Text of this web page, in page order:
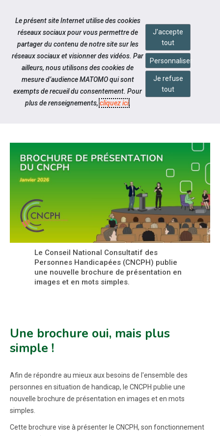
Aller au contenu
Notre actualité
NOUVELLE BROCHURE CNCPH
Le Conseil National Consultatif des
Personnes Handicapées (CNCPH) publie
une nouvelle brochure de présentation en
images et en mots simples.
Une brochure oui, mais plus
simple !
Afin de répondre au mieux aux besoins de l'ensemble des
personnes en situation de handicap, le CNCPH publie une
nouvelle brochure de présentation en images et en mots
simples.
Cette brochure vise à présenter le CNCPH, son fonctionnement
Le présent site Internet utilise des cookies
réseaux sociaux pour vous permettre de
partager du contenu de notre site sur les
réseaux sociaux et visionner des vidéos. Par
ailleurs, nous utilisons des cookies de
mesure d’audience MATOMO qui sont
exempts de recueil du consentement. Pour
plus de renseignements,cliquez ici.
J'accepte
tout
Personnaliser
Je refuse
tout